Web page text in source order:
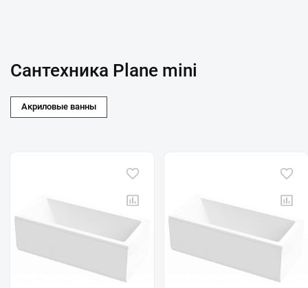
Сантехника Plane mini
Акриловые ванны